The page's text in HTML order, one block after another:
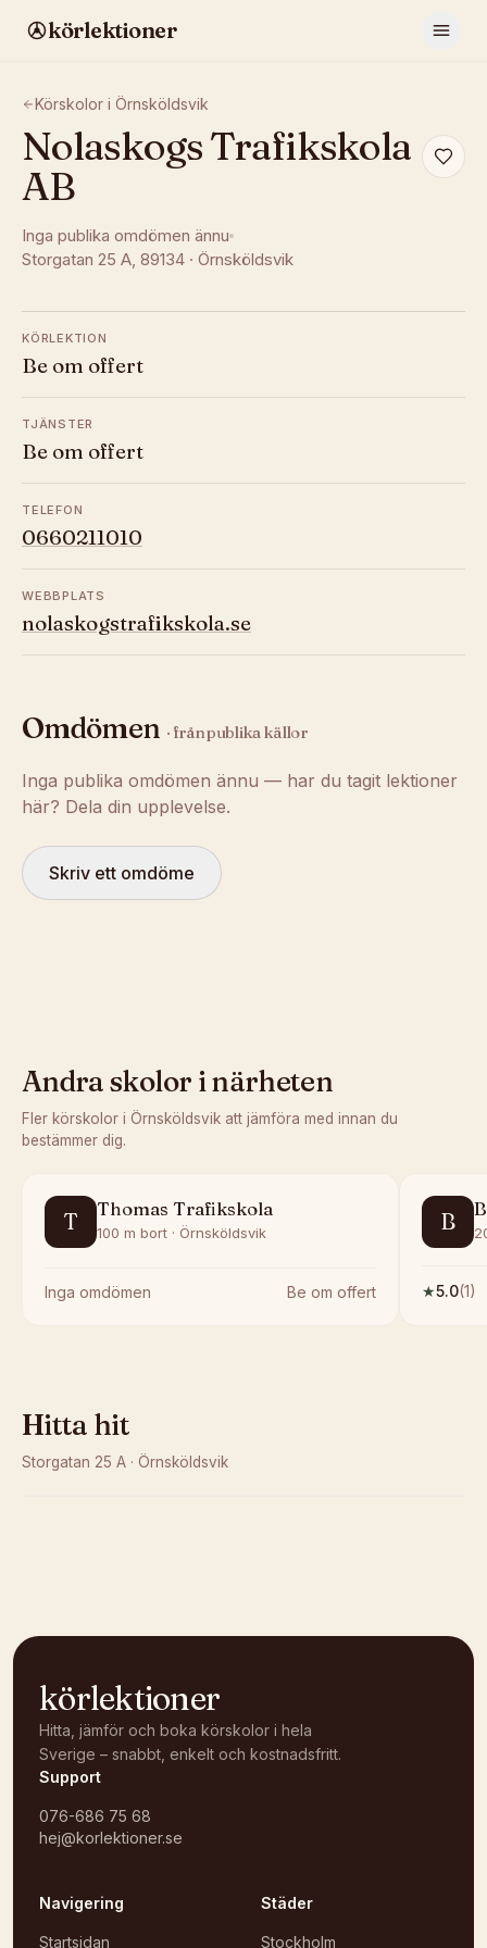
körlektioner
Körskolor i Örnsköldsvik
Nolaskogs Trafikskola
AB
Inga publika omdömen ännu
Storgatan 25 A, 89134 · Örnsköldsvik
KÖRLEKTION
Be om offert
TJÄNSTER
Be om offert
TELEFON
0660211010
WEBBPLATS
nolaskogstrafikskola.se
Omdömen · från publika källor
Inga publika omdömen ännu — har du tagit lektioner
här? Dela din upplevelse.
Skriv ett omdöme
Andra skolor i närheten
Fler körskolor i Örnsköldsvik att jämföra med innan du
bestämmer dig.
T Thomas Trafikskola
100 m bort · Örnsköldsvik
Inga omdömen Be om offert
B
★5.0(1)
Hitta hit
Storgatan 25 A · Örnsköldsvik
körlektioner
Hitta, jämför och boka körskolor i hela
Sverige – snabbt, enkelt och kostnadsfritt.
Support
076-686 75 68
hej@korlektioner.se
Navigering
Startsidan
Städer
Stockholm